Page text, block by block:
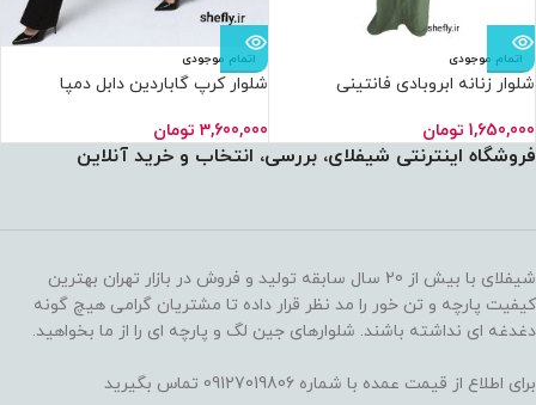
اتمام موجودی
شلوار زنانه ابروبادی فانتینی
1,650,000 تومان
اتمام موجودی
شلوار کرپ گاباردین دابل دمپا
3,600,000 تومان
فروشگاه اینترنتی شیفلای، بررسی، انتخاب و خرید آنلاین
شیفلای با بیش از 20 سال سابقه تولید و فروش در بازار تهران بهترین
کیفیت پارچه و تن خور را مد نظر قرار داده تا مشتریان گرامی هیچ گونه
دغدغه ای نداشته باشند. شلوارهای جین لگ و پارچه ای را از ما بخواهید.
برای اطلاع از قیمت عمده با شماره 09127019806 تماس بگیرید